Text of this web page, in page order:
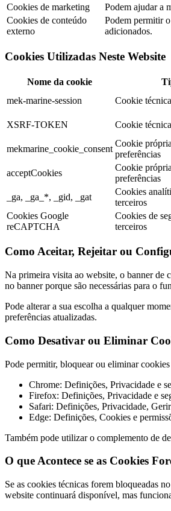
Cookies de marketing
Podem ajudar a
Cookies de conteúdo
externo
Podem permitir
adicionados.
Cookies Utilizadas Neste Website
Nome da cookie
mek-marine-session
Cookie
XSRF-TOKEN
Cookie
mekmarine_cookie_consent
Cookie
preferências
acceptCookies
Cookie
preferências
_ga, _ga_*, _gid, _gat
Cookies
terceiros
Cookies Google
reCAPTCHA
Cookies de
terceiros
Como Aceitar, Rejeitar ou
Na primeira visita ao website, o banner de
no banner porque são necessárias para o
Pode alterar a sua escolha a qualquer
preferências atualizadas.
Como Desativar ou Eliminar
Pode permitir, bloquear ou eliminar
Chrome: Definições, Privacidade e
Firefox: Definições, Privacidade e
Safari: Definições, Privacidade,
Edge: Definições, Cookies e
Também pode utilizar o complemento de
O que Acontece se as Cookies
Se as cookies técnicas forem bloqueadas
website continuará disponível, mas